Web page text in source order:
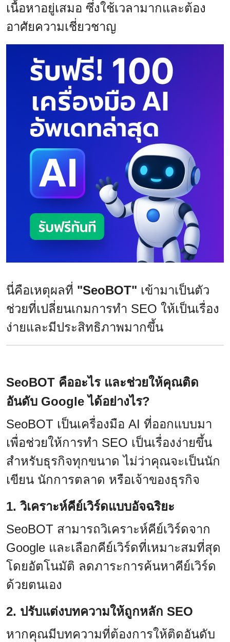
เนื้อหาอยู่เสมอ ซึ่งใช้เวลามากและต้อง
อาศัยความเชี่ยวชาญ
นี่คือเหตุผลที่ "SeoBOT" เข้ามาเป็นตัว
ช่วยที่เปลี่ยนเกมการทำ SEO ให้เป็นเรื่อง
ง่ายและมีประสิทธิภาพมากขึ้น
SeoBOT คืออะไร และช่วยให้คุณติด
อันดับ Google ได้อย่างไร?
SeoBOT เป็นเครื่องมือ AI ที่ออกแบบมา
เพื่อช่วยให้การทำ SEO เป็นเรื่องง่ายขึ้น
สำหรับธุรกิจทุกขนาด ไม่ว่าคุณจะเป็นนัก
เขียน นักการตลาด หรือเจ้าของธุรกิจ
1. วิเคราะห์คีย์เวิร์ดแบบอัจฉริยะ
SeoBOT สามารถวิเคราะห์คีย์เวิร์ดจาก
Google และเลือกคีย์เวิร์ดที่เหมาะสมที่สุด
โดยอัตโนมัติ ลดภาระการค้นหาคีย์เวิร์ด
ด้วยตนเอง
2. ปรับแต่งบทความให้ถูกหลัก SEO
หากคุณมีบทความที่ต้องการให้ติดอันดับ